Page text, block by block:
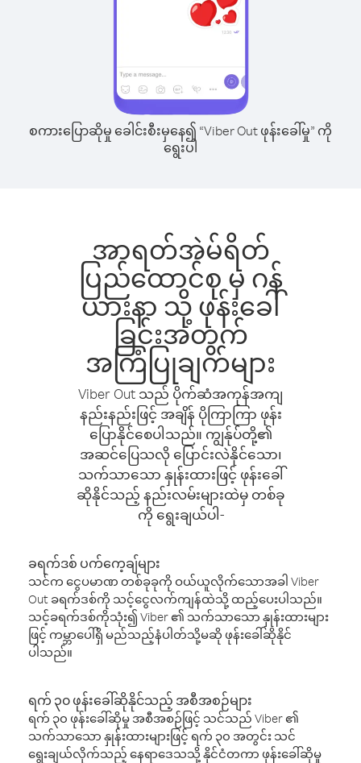
စကားပြောဆိုမှု ခေါင်းစီးမှနေ၍ “Viber Out ဖုန်းခေါ်မှု” ကို
ရွေးပါ
အာရတ်အဲမ်ရိတ်
ပြည်ထောင်စု မှ ဂန်
ယားနာ သို့ ဖုန်းခေါ်
ခြင်းအတွက်
အကြံပြုချက်များ
Viber Out သည် ပိုက်ဆံအကုန်အကျ
နည်းနည်းဖြင့် အချိန် ပိုကြာကြာ ဖုန်း
ပြောနိုင်စေပါသည်။ ကျွန်ုပ်တို့၏
အဆင်ပြေသလို ပြောင်းလဲနိုင်သော၊
သက်သာသော နှုန်းထားဖြင့် ဖုန်းခေါ်
ဆိုနိုင်သည့် နည်းလမ်းများထဲမှ တစ်ခု
ကို ရွေးချယ်ပါ-
ခရက်ဒစ် ပက်ကေ့ချ်များ
သင်က ငွေပမာဏ တစ်ခုခုကို ဝယ်ယူလိုက်သောအခါ Viber
Out ခရက်ဒစ်ကို သင့်ငွေလက်ကျန်ထဲသို့ ထည့်ပေးပါသည်။
သင့်ခရက်ဒစ်ကိုသုံး၍ Viber ၏ သက်သာသော နှုန်းထားများ
ဖြင့် ကမ္ဘာပေါ်ရှိ မည်သည့်နံပါတ်သို့မဆို ဖုန်းခေါ်ဆိုနိုင်
ပါသည်။
ရက် ၃၀ ဖုန်းခေါ်ဆိုနိုင်သည့် အစီအစဉ်များ
ရက် ၃၀ ဖုန်းခေါ်ဆိုမှု အစီအစဉ်ဖြင့် သင်သည် Viber ၏
သက်သာသော နှုန်းထားများဖြင့် ရက် ၃၀ အတွင်း သင်
ရွေးချယ်လိုက်သည့် နေရာဒေသသို့ နိုင်ငံတကာ ဖုန်းခေါ်ဆိုမှု